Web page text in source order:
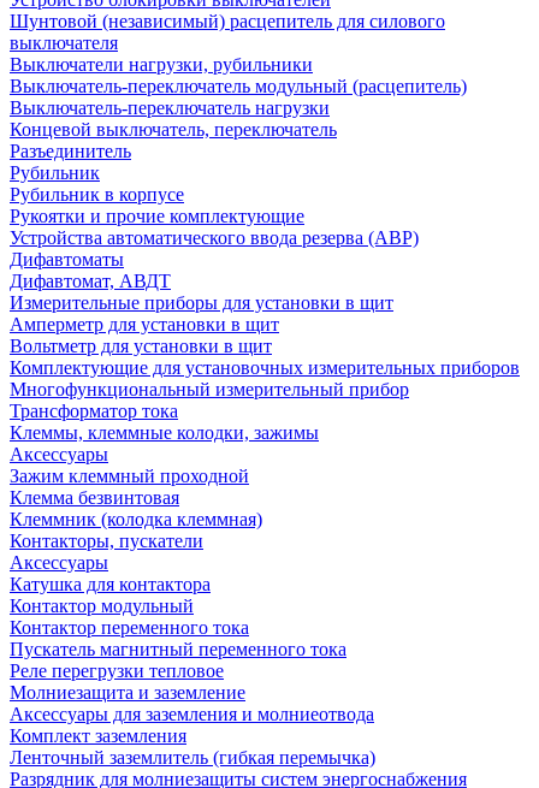
Шунтовой (независимый) расцепитель для силового
выключателя
Выключатели нагрузки, рубильники
Выключатель-переключатель модульный (расцепитель)
Выключатель-переключатель нагрузки
Концевой выключатель, переключатель
Разъединитель
Рубильник
Рубильник в корпусе
Рукоятки и прочие комплектующие
Устройства автоматического ввода резерва (АВР)
Дифавтоматы
Дифавтомат, АВДТ
Измерительные приборы для установки в щит
Амперметр для установки в щит
Вольтметр для установки в щит
Комплектующие для установочных измерительных приборов
Многофункциональный измерительный прибор
Трансформатор тока
Клеммы, клеммные колодки, зажимы
Аксессуары
Зажим клеммный проходной
Клемма безвинтовая
Клеммник (колодка клеммная)
Контакторы, пускатели
Аксессуары
Катушка для контактора
Контактор модульный
Контактор переменного тока
Пускатель магнитный переменного тока
Реле перегрузки тепловое
Молниезащита и заземление
Аксессуары для заземления и молниеотвода
Комплект заземления
Ленточный заземлитель (гибкая перемычка)
Разрядник для молниезащиты систем энергоснабжения